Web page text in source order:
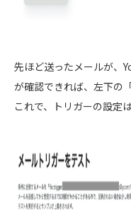
先ほど送ったメールが、
が確認できれば、左下の
これで、トリガーの設定